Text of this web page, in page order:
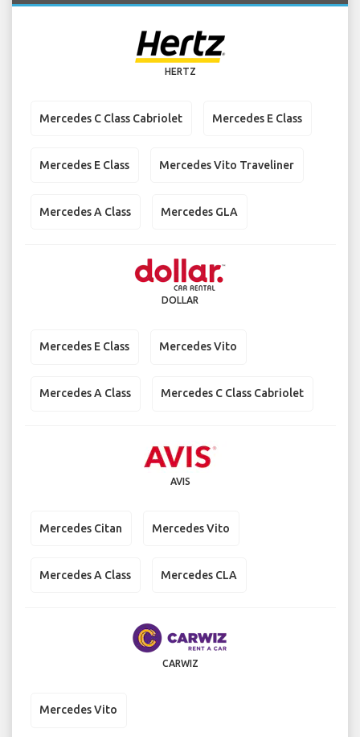
HERTZ
Mercedes C Class Cabriolet Mercedes E Class
Mercedes E Class Mercedes Vito Traveliner
Mercedes A Class Mercedes GLA
DOLLAR
Mercedes E Class Mercedes Vito
Mercedes A Class Mercedes C Class Cabriolet
AVIS
Mercedes Citan Mercedes Vito
Mercedes A Class Mercedes CLA
CARWIZ
Mercedes Vito